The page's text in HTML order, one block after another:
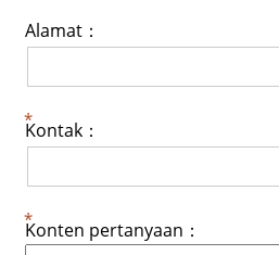
Alamat：
Kontak：
Konten pertanyaan：